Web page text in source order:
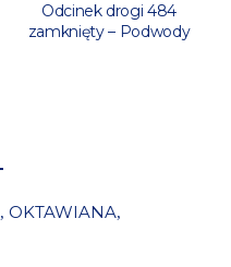
Odcinek drogi 484
zamknięty – Podwody
, OKTAWIANA,